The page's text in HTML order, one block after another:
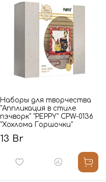
Наборы для творчества
"Аппликация в стиле
пэчворк" "PEPPY" CPW-0136
"Хохлома Горшочки"
13 Br